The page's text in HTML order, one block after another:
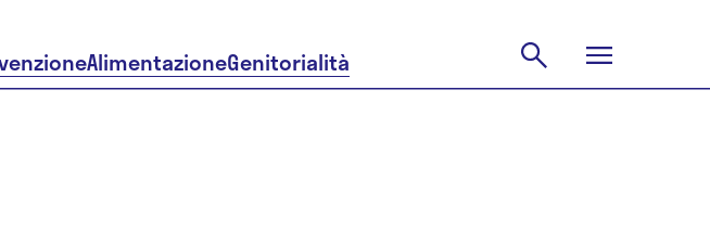
AlimentazioneGenitorialità